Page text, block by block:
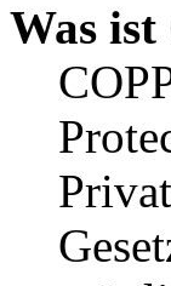
Was ist